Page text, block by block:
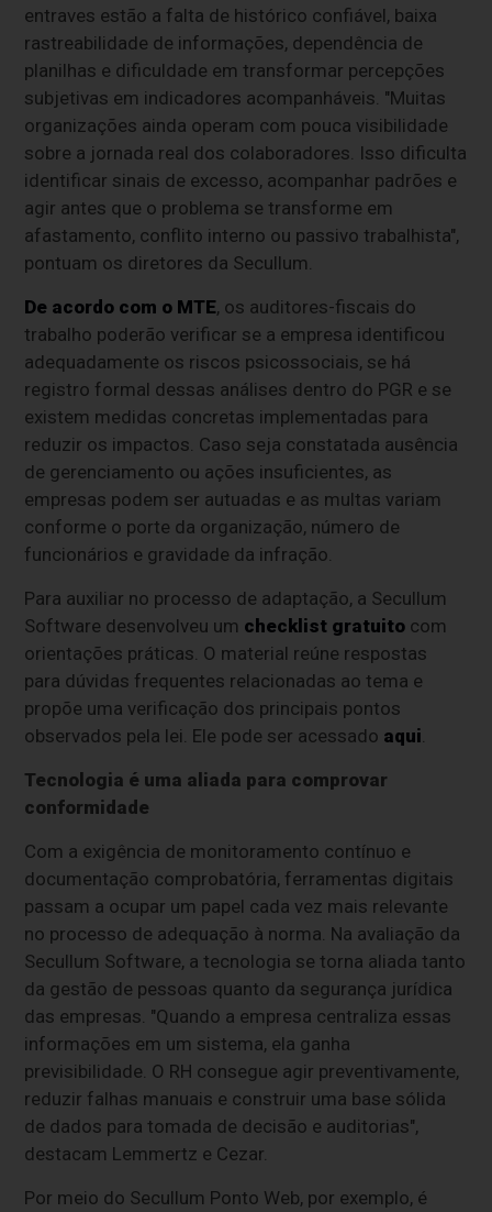
entraves estão a falta de histórico confiável, baixa
rastreabilidade de informações, dependência de
planilhas e dificuldade em transformar percepções
subjetivas em indicadores acompanháveis. "Muitas
organizações ainda operam com pouca visibilidade
sobre a jornada real dos colaboradores. Isso dificulta
identificar sinais de excesso, acompanhar padrões e
agir antes que o problema se transforme em
afastamento, conflito interno ou passivo trabalhista",
pontuam os diretores da Secullum.
De acordo com o MTE, os auditores-fiscais do
trabalho poderão verificar se a empresa identificou
adequadamente os riscos psicossociais, se há
registro formal dessas análises dentro do PGR e se
existem medidas concretas implementadas para
reduzir os impactos. Caso seja constatada ausência
de gerenciamento ou ações insuficientes, as
empresas podem ser autuadas e as multas variam
conforme o porte da organização, número de
funcionários e gravidade da infração.
Para auxiliar no processo de adaptação, a Secullum
Software desenvolveu um checklist gratuito com
orientações práticas. O material reúne respostas
para dúvidas frequentes relacionadas ao tema e
propõe uma verificação dos principais pontos
observados pela lei. Ele pode ser acessado aqui
Tecnologia é uma aliada para comprovar
conformidade
Com a exigência de monitoramento contínuo e
documentação comprobatória, ferramentas digitais
passam a ocupar um papel cada vez mais relevante
no processo de adequação à norma. Na avaliação da
Secullum Software, a tecnologia se torna aliada tanto
da gestão de pessoas quanto da segurança jurídica
das empresas. "Quando a empresa centraliza essas
informações em um sistema, ela ganha
previsibilidade. O RH consegue agir preventivamente,
reduzir falhas manuais e construir uma base sólida
de dados para tomada de decisão e auditorias",
destacam Lemmertz e Cezar.
Por meio do Secullum Ponto Web, por exemplo, é